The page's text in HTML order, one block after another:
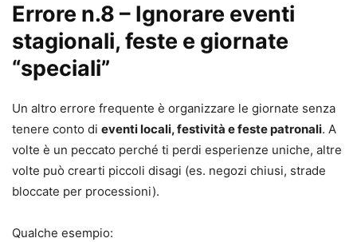
Errore n.8 – Ignorare eventi
stagionali, feste e giornate
“speciali”
Un altro errore frequente è organizzare le giornate senza
tenere conto di eventi locali, festività e feste patronali. A
volte è un peccato perché ti perdi esperienze uniche, altre
volte può crearti piccoli disagi (es. negozi chiusi, strade
bloccate per processioni).
Qualche esempio: